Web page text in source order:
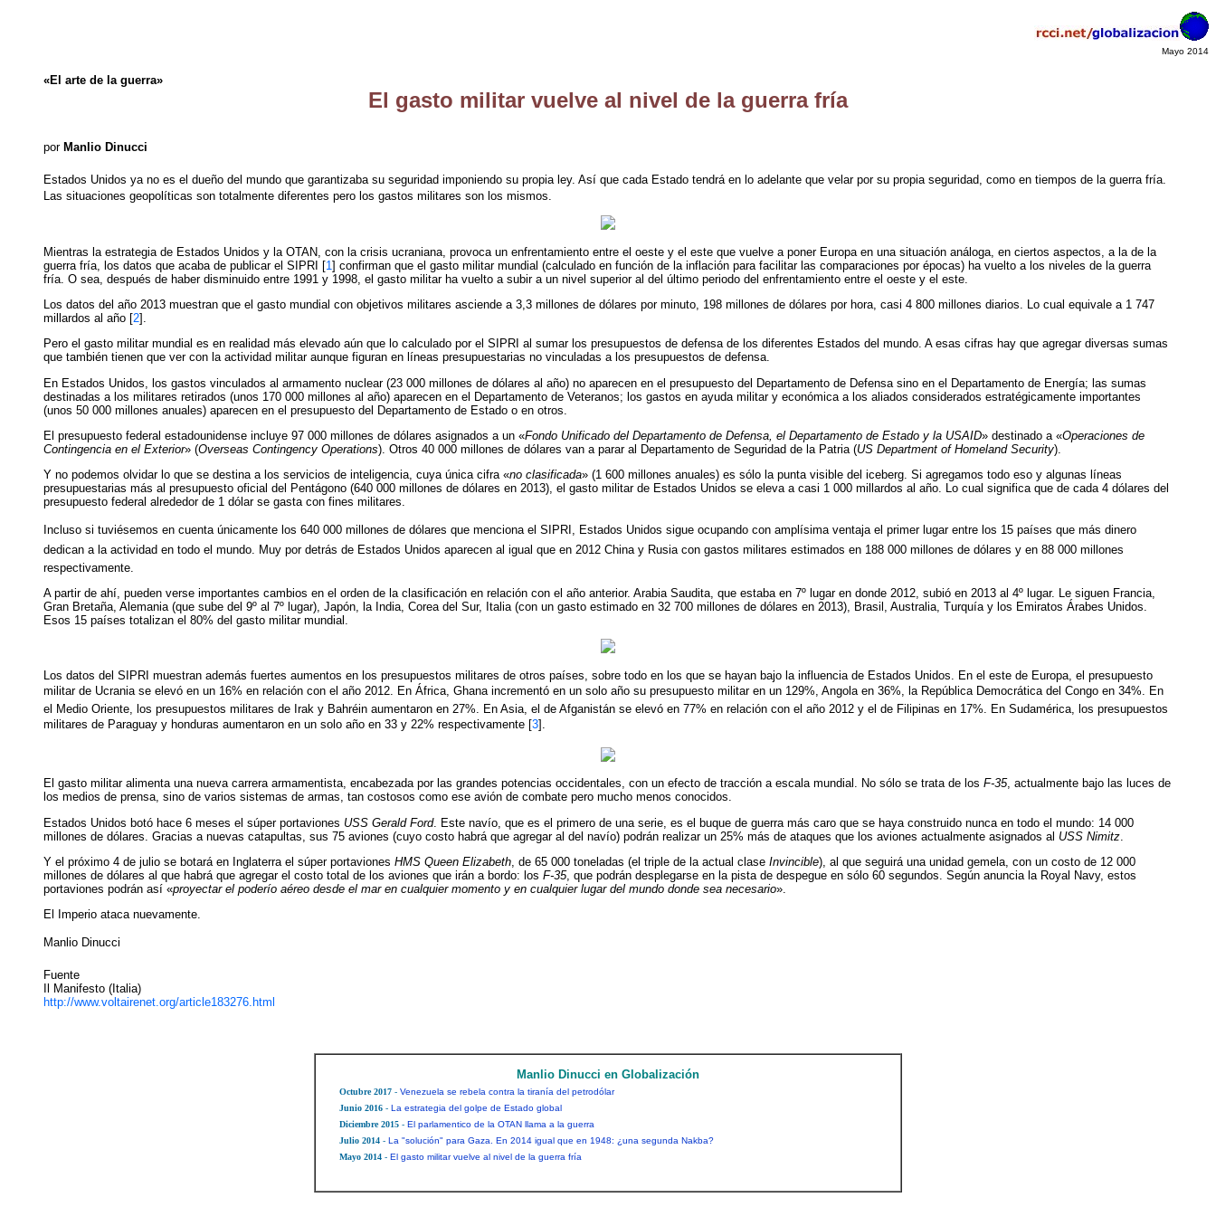
Mayo 2014
«El arte de la guerra»
El gasto militar vuelve al nivel de la guerra fría
por Manlio Dinucci
Estados Unidos ya no es el dueño del mundo que garantizaba su seguridad imponiendo su propia ley. Así que cada Estado tendrá en lo adelante que velar por su propia seguridad, como en tiempos de la guerra fría.
Las situaciones geopolíticas son totalmente diferentes pero los gastos militares son los mismos.
Mientras la estrategia de Estados Unidos y la OTAN, con la crisis ucraniana, provoca un enfrentamiento entre el oeste y el este que vuelve a poner Europa en una situación análoga, en ciertos aspectos, a la de la
guerra fría, los datos que acaba de publicar el SIPRI [1] confirman que el gasto militar mundial (calculado en función de la inflación para facilitar las comparaciones por épocas) ha vuelto a los niveles de la guerra
fría. O sea, después de haber disminuido entre 1991 y 1998, el gasto militar ha vuelto a subir a un nivel superior al del último periodo del enfrentamiento entre el oeste y el este.
Los datos del año 2013 muestran que el gasto mundial con objetivos militares asciende a 3,3 millones de dólares por minuto, 198 millones de dólares por hora, casi 4 800 millones diarios. Lo cual equivale a 1 747
millardos al año [2].
Pero el gasto militar mundial es en realidad más elevado aún que lo calculado por el SIPRI al sumar los presupuestos de defensa de los diferentes Estados del mundo. A esas cifras hay que agregar diversas sumas
que también tienen que ver con la actividad militar aunque figuran en líneas presupuestarias no vinculadas a los presupuestos de defensa.
En Estados Unidos, los gastos vinculados al armamento nuclear (23 000 millones de dólares al año) no aparecen en el presupuesto del Departamento de Defensa sino en el Departamento de Energía; las sumas
destinadas a los militares retirados (unos 170 000 millones al año) aparecen en el Departamento de Veteranos; los gastos en ayuda militar y económica a los aliados considerados estratégicamente importantes
(unos 50 000 millones anuales) aparecen en el presupuesto del Departamento de Estado o en otros.
El presupuesto federal estadounidense incluye 97 000 millones de dólares asignados a un «Fondo Unificado del Departamento de Defensa, el Departamento de Estado y la USAID» destinado a «Operaciones de
Contingencia en el Exterior» (Overseas Contingency Operations). Otros 40 000 millones de dólares van a parar al Departamento de Seguridad de la Patria (US Department of Homeland Security).
Y no podemos olvidar lo que se destina a los servicios de inteligencia, cuya única cifra «no clasificada» (1 600 millones anuales) es sólo la punta visible del iceberg. Si agregamos todo eso y algunas líneas
presupuestarias más al presupuesto oficial del Pentágono (640 000 millones de dólares en 2013), el gasto militar de Estados Unidos se eleva a casi 1 000 millardos al año. Lo cual significa que de cada 4 dólares del
presupuesto federal alrededor de 1 dólar se gasta con fines militares.
Incluso si tuviésemos en cuenta únicamente los 640 000 millones de dólares que menciona el SIPRI, Estados Unidos sigue ocupando con amplísima ventaja el primer lugar entre los 15 países que más dinero
dedican a la actividad en todo el mundo. Muy por detrás de Estados Unidos aparecen al igual que en 2012 China y Rusia con gastos militares estimados en 188 000 millones de dólares y en 88 000 millones
respectivamente.
A partir de ahí, pueden verse importantes cambios en el orden de la clasificación en relación con el año anterior. Arabia Saudita, que estaba en 7º lugar en donde 2012, subió en 2013 al 4º lugar. Le siguen Francia,
Gran Bretaña, Alemania (que sube del 9º al 7º lugar), Japón, la India, Corea del Sur, Italia (con un gasto estimado en 32 700 millones de dólares en 2013), Brasil, Australia, Turquía y los Emiratos Árabes Unidos.
Esos 15 países totalizan el 80% del gasto militar mundial.
Los datos del SIPRI muestran además fuertes aumentos en los presupuestos militares de otros países, sobre todo en los que se hayan bajo la influencia de Estados Unidos. En el este de Europa, el presupuesto
militar de Ucrania se elevó en un 16% en relación con el año 2012. En África, Ghana incrementó en un solo año su presupuesto militar en un 129%, Angola en 36%, la República Democrática del Congo en 34%. En
el Medio Oriente, los presupuestos militares de Irak y Bahréin aumentaron en 27%. En Asia, el de Afganistán se elevó en 77% en relación con el año 2012 y el de Filipinas en 17%. En Sudamérica, los presupuestos
militares de Paraguay y honduras aumentaron en un solo año en 33 y 22% respectivamente [3].
El gasto militar alimenta una nueva carrera armamentista, encabezada por las grandes potencias occidentales, con un efecto de tracción a escala mundial. No sólo se trata de los F-35, actualmente bajo las luces de
los medios de prensa, sino de varios sistemas de armas, tan costosos como ese avión de combate pero mucho menos conocidos.
Estados Unidos botó hace 6 meses el súper portaviones USS Gerald Ford. Este navío, que es el primero de una serie, es el buque de guerra más caro que se haya construido nunca en todo el mundo: 14 000
millones de dólares. Gracias a nuevas catapultas, sus 75 aviones (cuyo costo habrá que agregar al del navío) podrán realizar un 25% más de ataques que los aviones actualmente asignados al USS Nimitz
Y el próximo 4 de julio se botará en Inglaterra el súper portaviones HMS Queen Elizabeth , de 65 000 toneladas (el triple de la actual clase Invincible), al que seguirá una unidad gemela, con un costo de 12 000
millones de dólares al que habrá que agregar el costo total de los aviones que irán a bordo: los F-35, que podrán desplegarse en la pista de despegue en sólo 60 segundos. Según anuncia la Royal Navy, estos
portaviones podrán así «proyectar el poderío aéreo desde el mar en cualquier momento y en cualquier lugar del mundo donde sea necesario».
El Imperio ataca nuevamente.
Manlio Dinucci
Fuente
Il Manifesto (Italia)
http://www.voltairenet.org/article183276.html